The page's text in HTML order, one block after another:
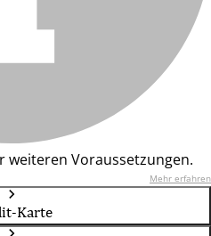
weiteren Voraussetzungen.
Mehr erfahren
Karte